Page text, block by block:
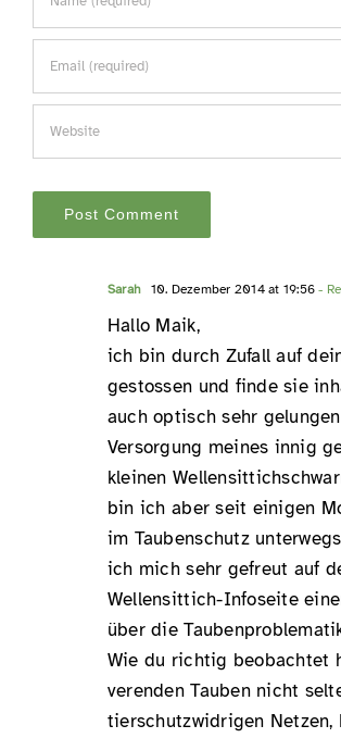
Sarah 10. Dezember 2014 at 19:56 -
Hallo Maik,
ich bin durch Zufall auf
gestossen und finde sie
auch optisch sehr
Versorgung meines innig
kleinen
bin ich aber seit einigen
im Taubenschutz
ich mich sehr gefreut auf
Wellensittich-Infoseite
über die
Wie du richtig beobachtet
verenden Tauben nicht
tierschutzwidrigen Netzen,